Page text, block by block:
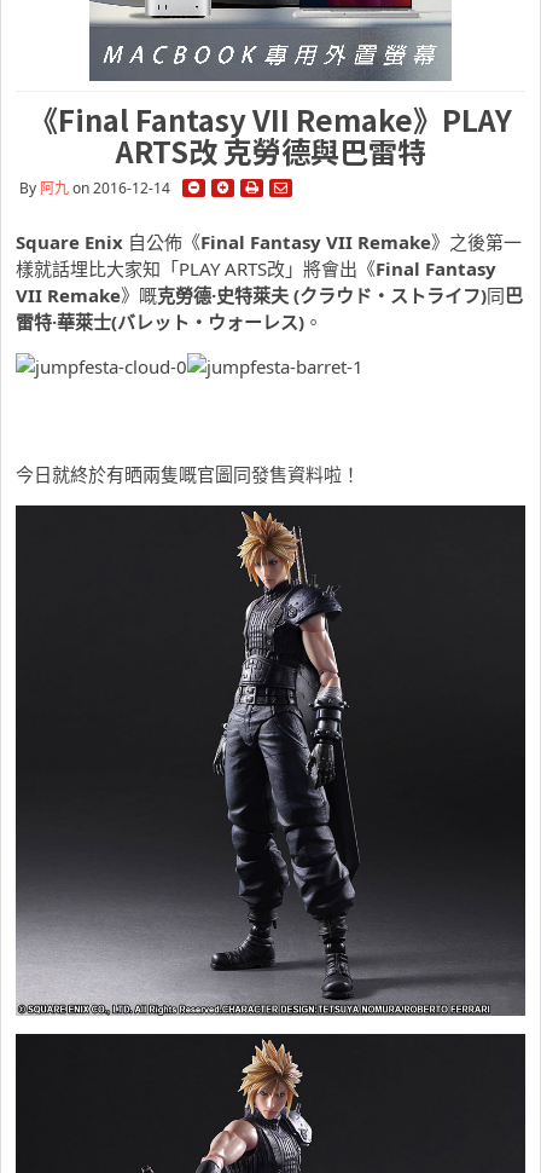
《Final Fantasy VII Remake》PLAY
ARTS改 克勞德與巴雷特
By 阿九on 2016-12-14
Square Enix 自公佈《Final Fantasy VII Remake》之後第一
樣就話埋比大家知「PLAY ARTS改」將會出《Final Fantasy
VII Remake》嘅克勞德·史特萊夫 (クラウド・ストライフ)同巴
雷特·華萊士(バレット・ウォーレス) 。
今日就終於有晒兩隻嘅官圖同發售資料啦！